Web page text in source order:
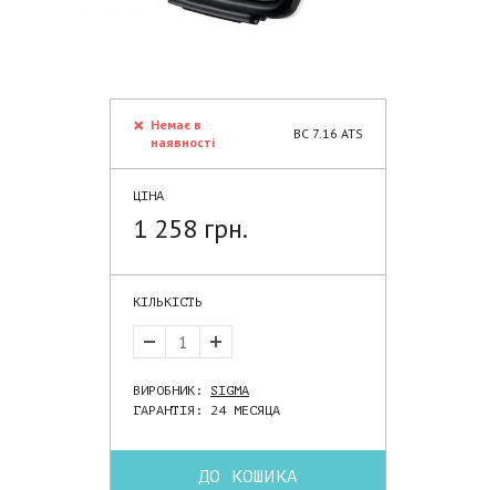
Немає в
наявності
BC 7.16 ATS
ЦІНА
1 258 грн.
КІЛЬКІСТЬ
ВИРОБНИК: SIGMA
ГАРАНТІЯ: 24 МЕСЯЦА
ДО КОШИКА